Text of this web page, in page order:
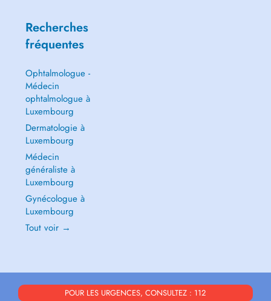
Recherches
fréquentes
Ophtalmologue -
Médecin
ophtalmologue à
Luxembourg
Dermatologie à
Luxembourg
Médecin
généraliste à
Luxembourg
Gynécologue à
Luxembourg
Tout voir →
POUR LES URGENCES, CONSULTEZ : 112